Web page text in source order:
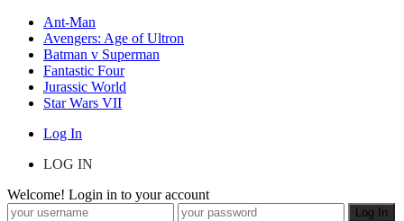
Ant-Man
Avengers: Age of Ultron
Batman v Superman
Fantastic Four
Jurassic World
Star Wars VII
Log In
LOG IN
Welcome! Login in to your account